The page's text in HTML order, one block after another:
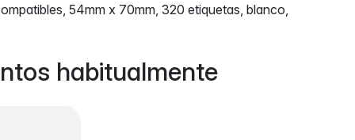
54mm x 70mm, 320 etiquetas, blanco,
habitualmente